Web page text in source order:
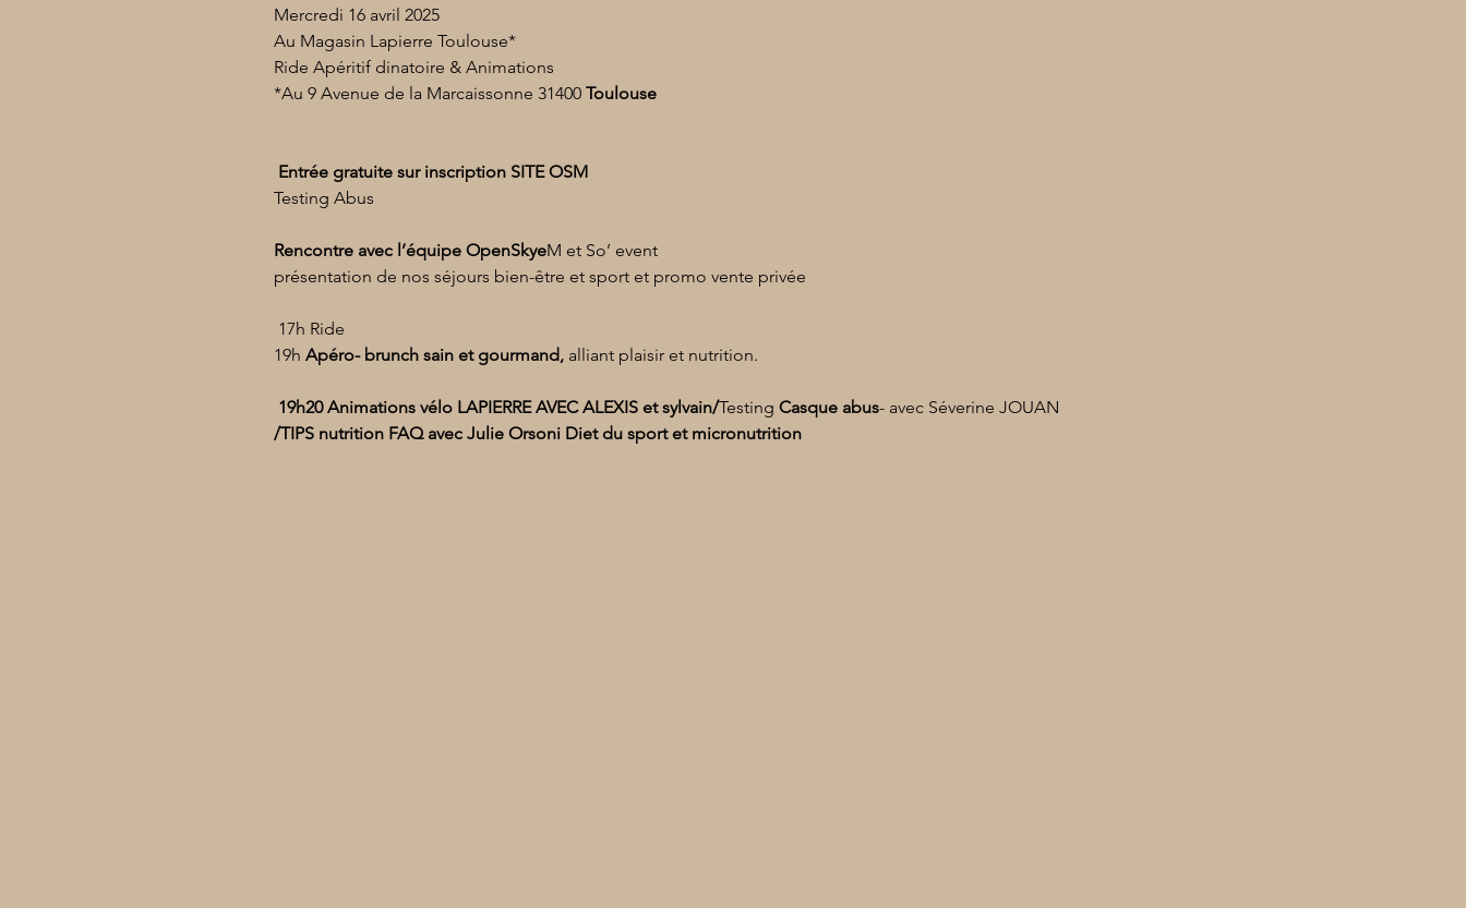
Mercredi 16 avril 2025
Au Magasin Lapierre Toulouse*
Ride Apéritif dinatoire & Animations
*Au 9 Avenue de la Marcaissonne 31400 Toulouse
Entrée gratuite sur inscription SITE OSM
Testing Abus
Rencontre avec l’équipe OpenSkyeM et So’ event
présentation de nos séjours bien-être et sport et promo vente privée
17h Ride
19h Apéro- brunch sain et gourmand, alliant plaisir et nutrition.
19h20 Animations vélo LAPIERRE AVEC ALEXIS et sylvain/Testing Casque abus- avec Séverine JOUAN
/TIPS nutrition FAQ avec Julie Orsoni Diet du sport et micronutrition